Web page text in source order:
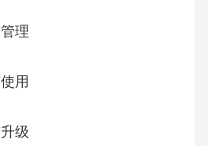
理
用
级